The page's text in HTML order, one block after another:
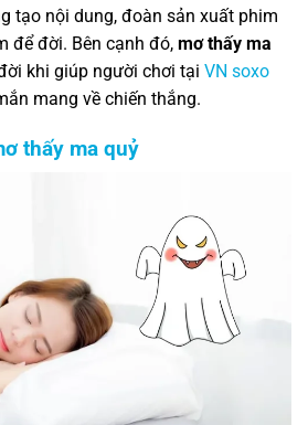
tạo nội dung, đoàn sản xuất phim
để đời. Bên cạnh đó, mơ thấy ma
khi giúp người chơi tại VN soxo
mang về chiến thắng.
thấy ma quỷ